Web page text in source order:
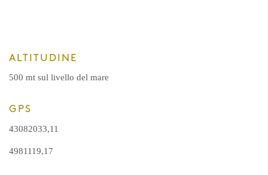
ALTITUDINE
500 mt sul livello del mare
GPS
43082033,11
4981119,17